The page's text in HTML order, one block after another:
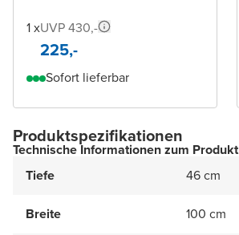
1 xUVP 430,-
225,-
Sofort lieferbar
Produktspezifikationen
Technische Informationen zum Produkt
Tiefe
46 cm
Breite 100 cm